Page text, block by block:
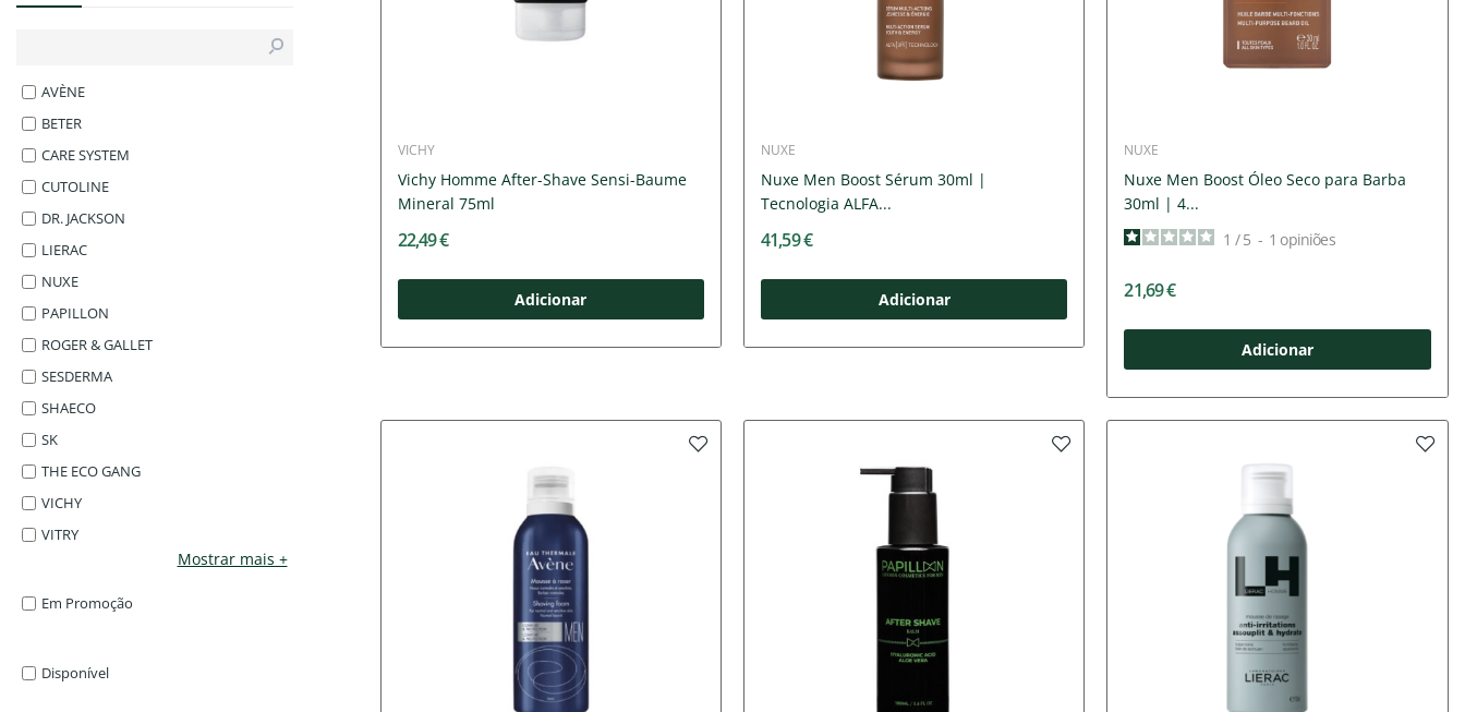
AVÈNE
BETER
CARE SYSTEM
CUTOLINE
DR. JACKSON
LIERAC
NUXE
PAPILLON
ROGER & GALLET
SESDERMA
SHAECO
SK
THE ECO GANG
VICHY
VITRY
Mostrar mais +
Em Promoção
Disponível
VICHY
Vichy Homme After-Shave Sensi-Baume
Mineral 75ml
22,49 €
Adicionar
NUXE
Nuxe Men Boost Sérum 30ml |
Tecnologia ALFA...
41,59 €
Adicionar
NUXE
Nuxe Men Boost Óleo Seco para Barba
30ml | 4...
1 / 5 - 1 opiniões
21,69 €
Adicionar